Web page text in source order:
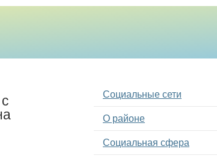
Социальные сети
О районе
Социальная сфера